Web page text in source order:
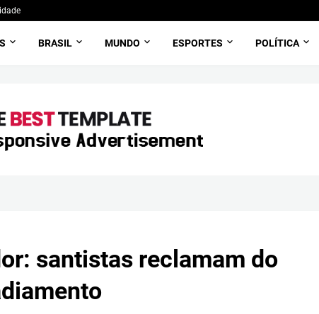
BRASIL MUNDO ESPORTES POLÍTICA
santistas reclamam do